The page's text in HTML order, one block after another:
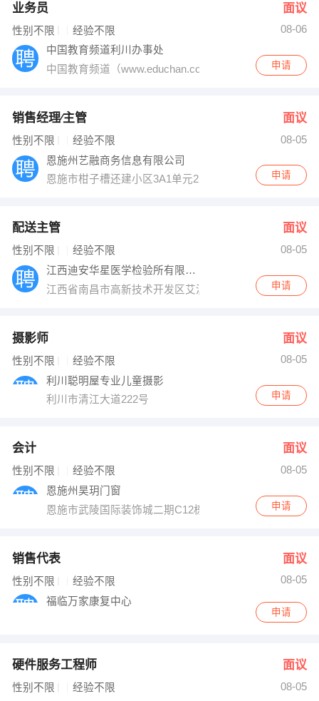
业务员 面议
性别不限 经验不限
08-06
中国教育频道利川办事处
中国教育频道（www.educhan.com.cn）是中教传媒集团
申请
销售经理∕主管 面议
性别不限 经验不限
08-05
恩施州艺融商务信息有限公司
恩施市柑子槽还建小区3A1单元2101室
申请
配送主管 面议
性别不限 经验不限
08-05
江西迪安华星医学检验所有限公司
江西省南昌市高新技术开发区艾溪湖北路269号
申请
摄影师 面议
性别不限 经验不限
08-05
利川聪明屋专业儿童摄影
利川市清江大道222号
申请
会计 面议
性别不限 经验不限
08-05
恩施州昊玥门窗
恩施市武陵国际装饰城二期C12栋08号
申请
销售代表 面议
性别不限 经验不限
08-05
福临万家康复中心
申请
硬件服务工程师 面议
性别不限 经验不限
08-05